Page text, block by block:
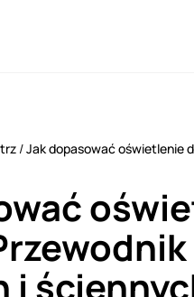
/Jak dopasować oświetlenie
i